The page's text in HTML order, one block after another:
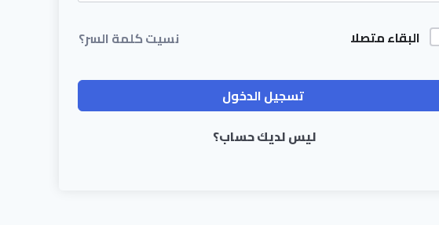
البقاء متصلا نسيت كلمة السر؟
تسجيل الدخول
ليس لديك حساب؟